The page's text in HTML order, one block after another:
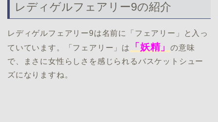
レディゲルフェアリー9の紹介
レディゲルフェアリー9は名前に「フェアリー」と入っ
ていています。「フェアリー」は
「妖精」の意味
で、まさに女性らしさを感じられるバスケットシュー
ズになりますね。